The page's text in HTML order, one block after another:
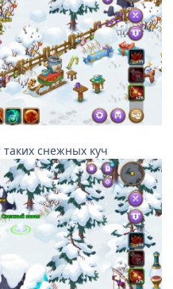
таких снежных куч